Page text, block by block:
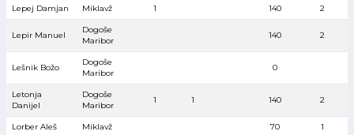
Lepej Damjan Miklavž 1 140 2
Lepir Manuel
Dogoše
Maribor
140 2
Lešnik Božo
Dogoše
Maribor
0
Letonja
Danijel
Dogoše
Maribor
1 1 140 2
Lorber Aleš Miklavž 70 1